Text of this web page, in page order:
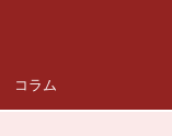
コラム